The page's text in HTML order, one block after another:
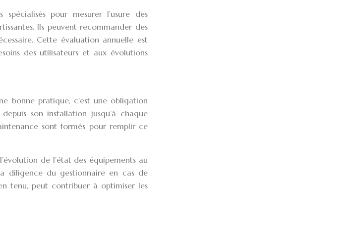
pour mesurer l’usure des
Ils peuvent recommander des
Cette évaluation annuelle est
des utilisateurs et aux évolutions
bonne pratique, c’est une obligation
son installation jusqu’à chaque
sont formés pour remplir ce
de l’état des équipements au
diligence du gestionnaire en cas de
tenu, peut contribuer à optimiser les